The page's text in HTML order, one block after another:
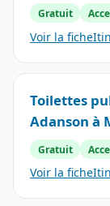
Gratuit
Voir la fiche
Toilettes
Adanson à
Gratuit
Voir la fiche